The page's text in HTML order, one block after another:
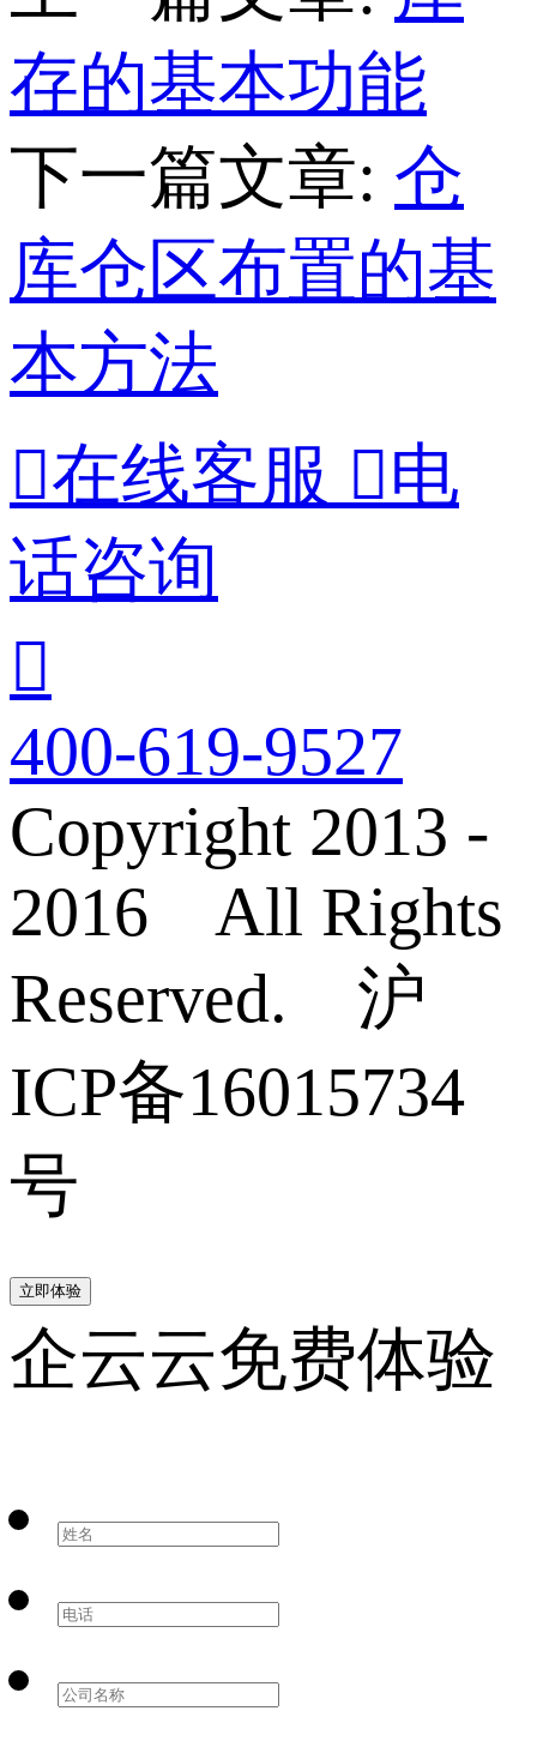
存的基本功能
下一篇文章: 仓
库仓区布置的基
本方法
在线客服 电
话咨询

400-619-9527
Copyright 2013 -
2016 All Rights
Reserved. 沪
ICP备16015734
号
立即体验
企云云免费体验